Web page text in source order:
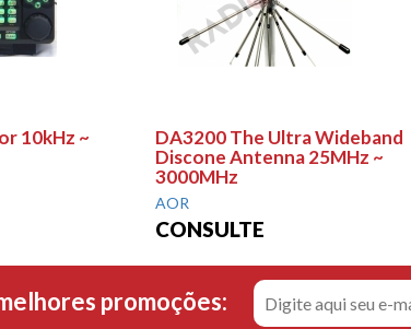
10kHz ~
DA3200 The Ultra Wideband
Discone Antenna 25MHz ~
3000MHz
AOR
CONSULTE
promoções: